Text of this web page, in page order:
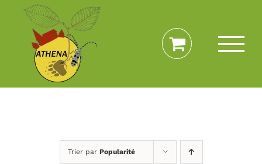
Passer
contenu
Trier par Popularité